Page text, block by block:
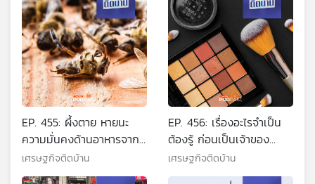
EP. 455: ผึ้งตาย หายนะ
ความมั่นคงด้านอาหารจาก
ภาวะโลกเดือด
เศรษฐกิจติดบ้าน
EP. 456: เรื่องอะไรจำเป็น
ต้องรู้ ก่อนเป็นเจ้าของ
แบรนด์เครื่องสำอาง
เศรษฐกิจติดบ้าน